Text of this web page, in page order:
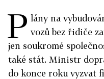
P lány na
vozů bez řidiče
jen soukromé
také stát. Ministr
do konce roku vyzvat